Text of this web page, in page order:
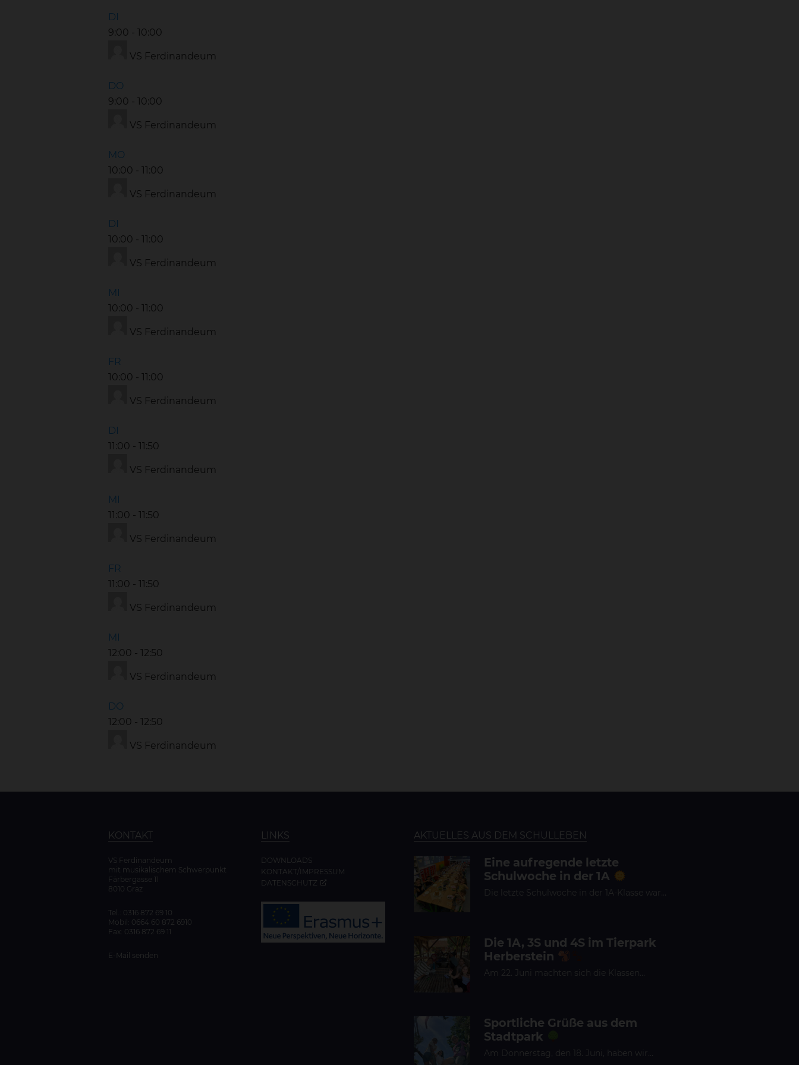
DI
9:00 - 10:00
VS Ferdinandeum
DO
9:00 - 10:00
VS Ferdinandeum
MO
10:00 - 11:00
VS Ferdinandeum
DI
10:00 - 11:00
VS Ferdinandeum
MI
10:00 - 11:00
VS Ferdinandeum
FR
10:00 - 11:00
VS Ferdinandeum
DI
11:00 - 11:50
VS Ferdinandeum
MI
11:00 - 11:50
VS Ferdinandeum
FR
11:00 - 11:50
VS Ferdinandeum
MI
12:00 - 12:50
VS Ferdinandeum
DO
12:00 - 12:50
VS Ferdinandeum
KONTAKT
VS Ferdinandeum
mit musikalischem Schwerpunkt
Färbergasse 11
8010 Graz
Tel.: 0316 872 69 10
Mobil: 0664 60 872 6910
Fax: 0316 872 69 11
E-Mail senden
LINKS
DOWNLOADS
KONTAKT/IMPRESSUM
DATENSCHUTZ
AKTUELLES AUS DEM SCHULLEBEN
Eine aufregende letzte
Schulwoche in der 1A
Die letzte Schulwoche in der 1A-Klasse war…
Die 1A, 3S und 4S im Tierpark
Herberstein
Am 22. Juni machten sich die Klassen…
Sportliche Grüße aus dem
Stadtpark
Am Donnerstag, den 18. Juni, haben wir…